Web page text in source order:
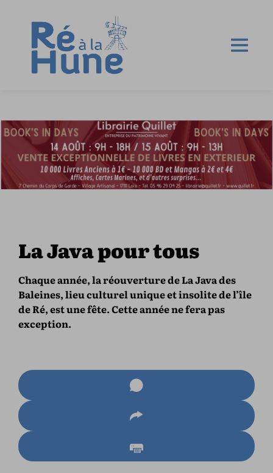
La Java pour tous
Chaque année, la réouverture de La Java des
Baleines, lieu culturel unique et insolite de l’île
de Ré, est une fête. Cette année ne fera pas
exception.